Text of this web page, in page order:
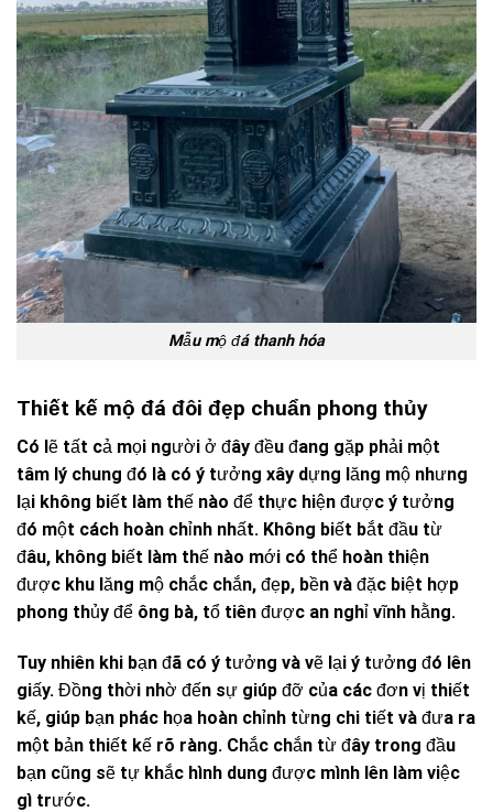
Mẫu mộ đá thanh hóa
Thiết kế mộ đá đôi đẹp chuẩn phong thủy
Có lẽ tất cả mọi người ở đây đều đang gặp phải một
tâm lý chung đó là có ý tưởng xây dựng lăng mộ nhưng
lại không biết làm thế nào để thực hiện được ý tưởng
đó một cách hoàn chỉnh nhất. Không biết bắt đầu từ
đâu, không biết làm thế nào mới có thể hoàn thiện
được khu lăng mộ chắc chắn, đẹp, bền và đặc biệt hợp
phong thủy để ông bà, tổ tiên được an nghỉ vĩnh hằng.
Tuy nhiên khi bạn đã có ý tưởng và vẽ lại ý tưởng đó lên
giấy. Đồng thời nhờ đến sự giúp đỡ của các đơn vị thiết
kế, giúp bạn phác họa hoàn chỉnh từng chi tiết và đưa ra
một bản thiết kế rõ ràng. Chắc chắn từ đây trong đầu
bạn cũng sẽ tự khắc hình dung được mình lên làm việc
gì trước.